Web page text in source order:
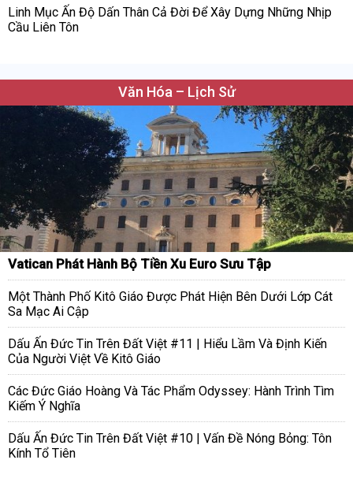
Linh Mục Ấn Độ Dấn Thân Cả Đời Để Xây Dựng Những Nhịp
Cầu Liên Tôn
Văn Hóa – Lịch Sử
Vatican Phát Hành Bộ Tiền Xu Euro Sưu Tập
Một Thành Phố Kitô Giáo Được Phát Hiện Bên Dưới Lớp Cát
Sa Mạc Ai Cập
Dấu Ấn Đức Tin Trên Đất Việt #11 | Hiểu Lầm Và Định Kiến
Của Người Việt Về Kitô Giáo
Các Đức Giáo Hoàng Và Tác Phẩm Odyssey: Hành Trình Tìm
Kiếm Ý Nghĩa
Dấu Ấn Đức Tin Trên Đất Việt #10 | Vấn Đề Nóng Bỏng: Tôn
Kính Tổ Tiên